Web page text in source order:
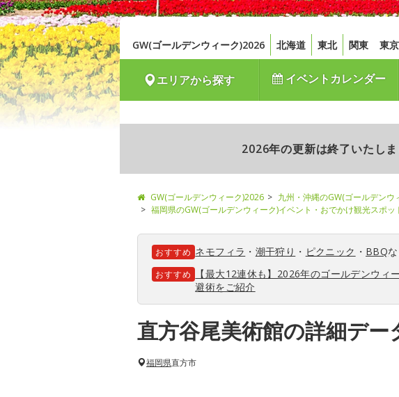
GW(ゴールデンウィーク)2026 北海道 東北 関東 東京
エリアから探す イベントカレンダー
2026年の更新は終了いたし
GW(ゴールデンウィーク)2026
九州・沖縄のGW(ゴールデンウ
福岡県のGW(ゴールデンウィーク)イベント・おでかけ観光スポッ
おすすめ ネモフィラ ・ 潮干狩り ・ ピクニック ・ BBQ
おすすめ
【最大12連休も】2026年のゴールデンウィ
避術をご紹介
直方谷尾美術館の詳細デー
福岡県直方市